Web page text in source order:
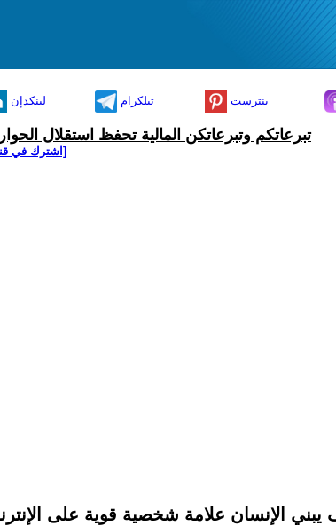
لينكدإن تيلكرام بنترست
تبرعاتكم وتبرعاتكن المالية تحفظ استقلال
[اشترك في